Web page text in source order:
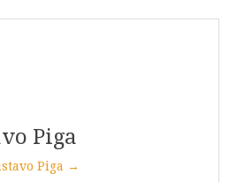
Piga
Piga →